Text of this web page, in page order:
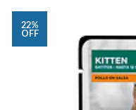
22%
OFF